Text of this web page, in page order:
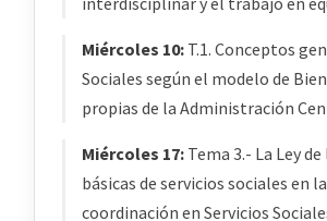
Miércoles 10: T.1. Conceptos
Sociales según el modelo de
propias de la Administración
Miércoles 17: Tema 3.- La Ley
básicas de servicios sociales en
coordinación en Servicios